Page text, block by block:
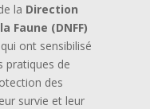
la Direction
Faune (DNFF)
ont sensibilisé
pratiques de
des
survie et leur